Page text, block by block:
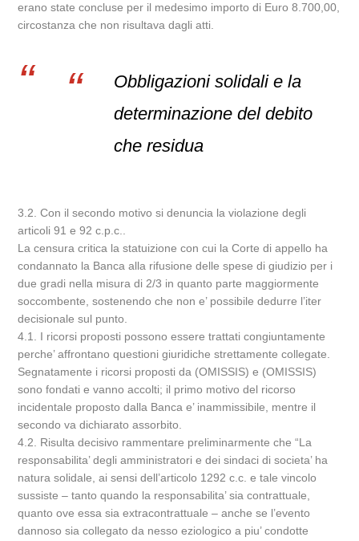
erano state concluse per il medesimo importo di Euro 8.700,00,
circostanza che non risultava dagli atti.
Obbligazioni solidali e la
determinazione del debito
che residua
3.2. Con il secondo motivo si denuncia la violazione degli
articoli 91 e 92 c.p.c..
La censura critica la statuizione con cui la Corte di appello ha
condannato la Banca alla rifusione delle spese di giudizio per i
due gradi nella misura di 2/3 in quanto parte maggiormente
soccombente, sostenendo che non e’ possibile dedurre l’iter
decisionale sul punto.
4.1. I ricorsi proposti possono essere trattati congiuntamente
perche’ affrontano questioni giuridiche strettamente collegate.
Segnatamente i ricorsi proposti da (OMISSIS) e (OMISSIS)
sono fondati e vanno accolti; il primo motivo del ricorso
incidentale proposto dalla Banca e’ inammissibile, mentre il
secondo va dichiarato assorbito.
4.2. Risulta decisivo rammentare preliminarmente che “La
responsabilita’ degli amministratori e dei sindaci di societa’ ha
natura solidale, ai sensi dell’articolo 1292 c.c. e tale vincolo
sussiste – tanto quando la responsabilita’ sia contrattuale,
quanto ove essa sia extracontrattuale – anche se l’evento
dannoso sia collegato da nesso eziologico a piu’ condotte